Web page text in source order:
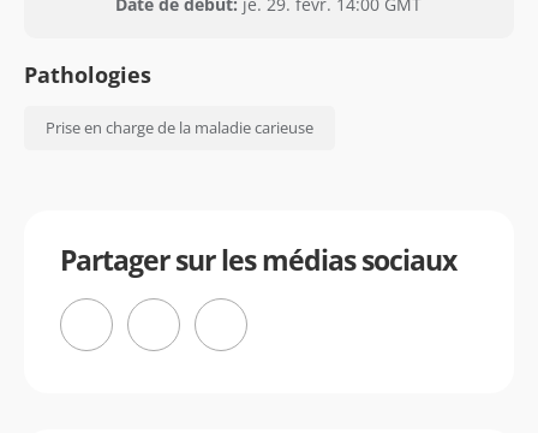
Pathologies
Prise en charge de la maladie carieuse
Partager sur les médias sociaux